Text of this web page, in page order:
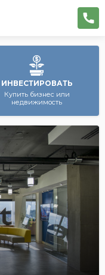
ИНВЕСТИРОВАТЬ
Купить бизнес или
недвижимость